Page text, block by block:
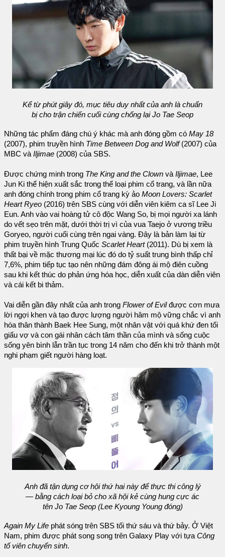
Kể từ phút giây đó, mục tiêu duy nhất của anh là chuẩn
bị cho trận chiến cuối cùng chống lại Jo Tae Seop
Những tác phẩm đáng chú ý khác mà anh đóng gồm có May 18
(2007), phim truyền hình Time Between Dog and Wolf(2007) của
MBC và Iljimae (2008) của SBS.
Được chứng minh trong The King and the Clown và Iljimae, Lee
Jun Ki thể hiện xuất sắc trong thể loại phim cổ trang, và lần nữa
anh đóng chính trong phim cổ trang kỳ ảo Moon Lovers: Scarlet
Heart Ryeo (2016) trên SBS cùng với diễn viên kiêm ca sĩ Lee Ji
Eun. Anh vào vai hoàng tử cô độc Wang So, bị mọi người xa lánh
do vết sẹo trên mặt, dưới thời trị vì của vua Taejo ở vương triều
Goryeo, người cuối cùng trên ngai vàng. Đây là bản làm lại từ
phim truyền hình Trung Quốc Scarlet Heart(2011). Dù bị xem là
thất bại về mặc thương mại lúc đó do tỷ suất trung bình thấp chỉ
7,6%, phim tiếp tục tạo nên những đám đông ái mộ điên cuồng
sau khi kết thúc do phản ứng hóa học, diễn xuất của dàn diễn viên
và cái kết bi thảm.
Vai diễn gần đây nhất của anh trong Flower of Evilđược cơn mưa
lời ngợi khen và tạo được lượng người hâm mộ vững chắc vì anh
hóa thân thành Baek Hee Sung, một nhân vật với quá khứ đen tối
giấu vợ và con gái nhân cách tâm thần của mình và sống cuộc
sống yên bình lẫn trần tục trong 14 năm cho đến khi trở thành một
nghi phạm giết người hàng loạt.
Anh đã tận dụng cơ hội thứ hai này để thực thi công lý
— bằng cách loại bỏ cho xã hội kẻ cùng hung cực ác
tên Jo Tae Seop (Lee Kyoung Young đóng)
Again My Life phát sóng trên SBS tối thứ sáu và thứ bảy. Ở Việt
Nam, phim được phát song song trên Galaxy Play với tựa Công
tố viên chuyển sinh.